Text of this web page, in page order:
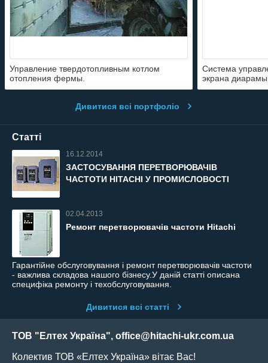
Управление твердотопливным котлом
отопления фермы.
Система
экрана
Дивитися всі портфоліо
Статті
16.12.2014
ЗАСТОСУВАННЯ ПЕРЕТВОРЮВАЧІВ
ЧАСТОТИ HITACHI У ПРОМИСЛОВОСТІ
02.04.2013
Ремонт перетворювачів частоти Hitachi
Гарантійне обслуговування і ремонт перетворювачів частоти
- важлива складова нашого бізнесу.У даній статті описана
специфіка ремонту і техобслуговування.
Дивитися всі статті
ТОВ "Елтех Україна", office@hitachi-ukr.com.ua
Колектив ТОВ «Елтех Україна» вітає Вас!